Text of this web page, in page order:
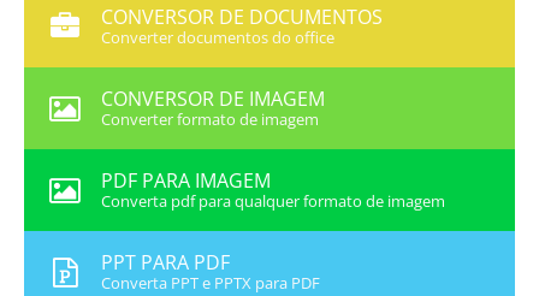
CONVERSOR DE DOCUMENTOS
Converter documentos do office
CONVERSOR DE IMAGEM
Converter formato de imagem
PDF PARA IMAGEM
Converta pdf para qualquer formato de imagem
PPT PARA PDF
Converta PPT e PPTX para PDF